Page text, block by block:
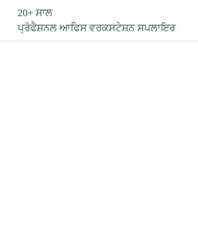
20+ ਸਾਲ
ਪ੍ਰੋਫੈਸ਼ਨਲ ਆਫਿਸ ਵਰਕਸਟੇਸ਼ਨ ਸਪਲਾਇਰ